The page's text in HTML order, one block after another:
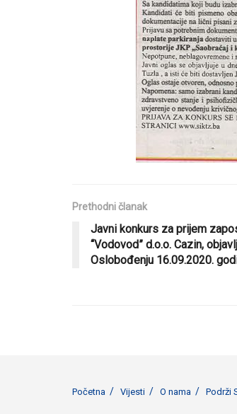
Prethodni članak
Javni konkurs za prijem
“Vodovod” d.o.o. Cazin,
Oslobođenju 16.09.2020.
Početna Vijesti O nama Podrži